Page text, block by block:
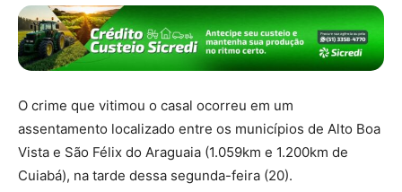
O crime que vitimou o casal ocorreu em um
assentamento localizado entre os municípios de Alto Boa
Vista e São Félix do Araguaia (1.059km e 1.200km de
Cuiabá), na tarde dessa segunda-feira (20).